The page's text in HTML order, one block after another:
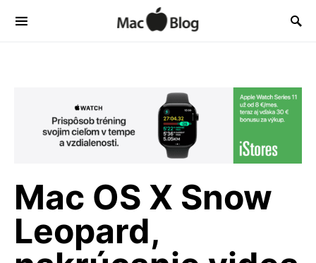
Mac OS X Snow
Leopard,